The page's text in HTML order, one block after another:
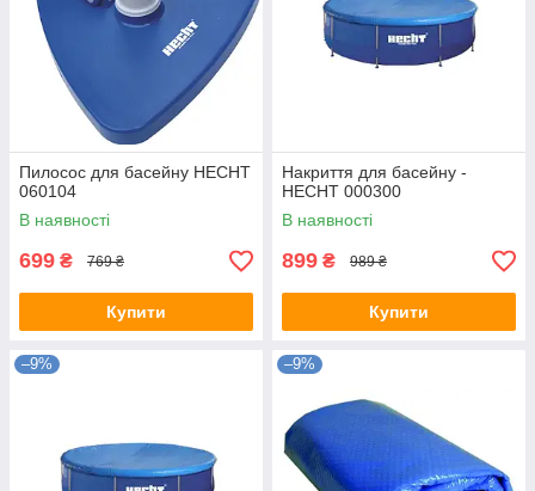
Пилосос для басейну HECHT
060104
В наявності
699 ₴ 769 ₴
Купити
Накриття для басейну -
HECHT 000300
В наявності
899 ₴ 989 ₴
Купити
–9% –9%